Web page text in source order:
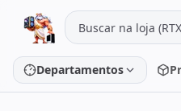
Pular para o conteúdo
Departamentos